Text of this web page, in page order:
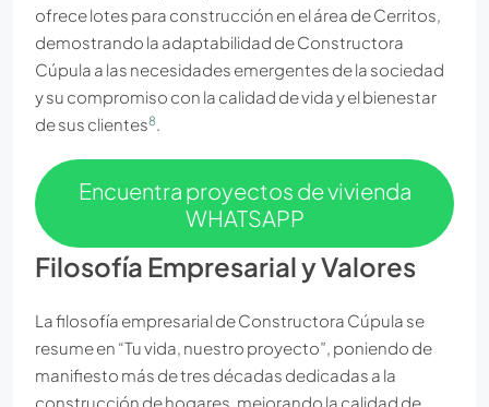
ofrece lotes para construcción en el área de Cerritos,
demostrando la adaptabilidad de Constructora
Cúpula a las necesidades emergentes de la sociedad
y su compromiso con la calidad de vida y el bienestar
de sus clientes8.
Encuentra proyectos de vivienda
WHATSAPP
Filosofía Empresarial y Valores
La filosofía empresarial de Constructora Cúpula se
resume en “Tu vida, nuestro proyecto”, poniendo de
manifiesto más de tres décadas dedicadas a la
construcción de hogares, mejorando la calidad de